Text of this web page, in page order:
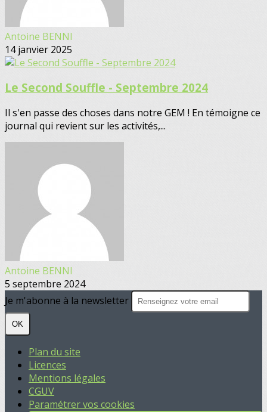
Antoine BENNI
14 janvier 2025
Le Second Souffle - Septembre 2024
Il s'en passe des choses dans notre GEM ! En témoigne ce
journal qui revient sur les activités,...
Antoine BENNI
5 septembre 2024
Je m'abonne à la newsletter
OK
Plan du site
Licences
Mentions légales
CGUV
Paramétrer vos cookies